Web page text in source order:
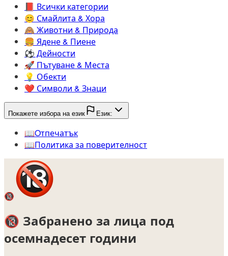
📕️ Всички категории
😊️ Смайлита & Хора
🙈️ Животни & Природа
🍔️ Ядене & Пиене
⚽️ Дейности
🚀️ Пътуване & Места
💡️ Обекти
❤️ Символи & Знаци
Покажете избора на език Език:
📖️Oтпечатък
📖️Политика за поверителност
🔞
🔞 Забранено за лица под
осемнадесет години